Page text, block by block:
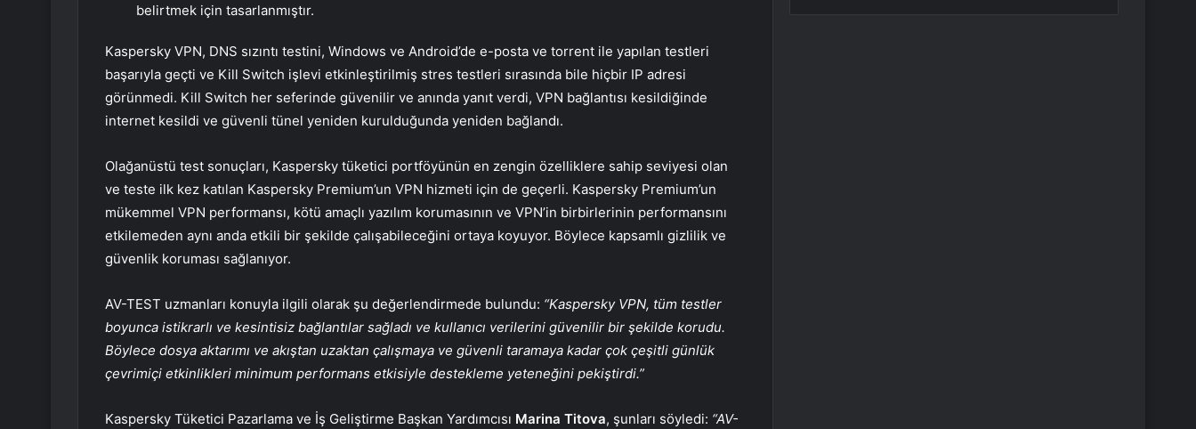
belirtmek için tasarlanmıştır.
Kaspersky VPN, DNS sızıntı testini, Windows ve Android’de e-posta ve torrent ile yapılan testleri
başarıyla geçti ve Kill Switch işlevi etkinleştirilmiş stres testleri sırasında bile hiçbir IP adresi
görünmedi. Kill Switch her seferinde güvenilir ve anında yanıt verdi, VPN bağlantısı kesildiğinde
internet kesildi ve güvenli tünel yeniden kurulduğunda yeniden bağlandı.
Olağanüstü test sonuçları, Kaspersky tüketici portföyünün en zengin özelliklere sahip seviyesi olan
ve teste ilk kez katılan Kaspersky Premium’un VPN hizmeti için de geçerli. Kaspersky Premium’un
mükemmel VPN performansı, kötü amaçlı yazılım korumasının ve VPN’in birbirlerinin performansını
etkilemeden aynı anda etkili bir şekilde çalışabileceğini ortaya koyuyor. Böylece kapsamlı gizlilik ve
güvenlik koruması sağlanıyor.
AV-TEST uzmanları konuyla ilgili olarak şu değerlendirmede bulundu: “Kaspersky VPN, tüm testler
boyunca istikrarlı ve kesintisiz bağlantılar sağladı ve kullanıcı verilerini güvenilir bir şekilde korudu.
Böylece dosya aktarımı ve akıştan uzaktan çalışmaya ve güvenli taramaya kadar çok çeşitli günlük
çevrimiçi etkinlikleri minimum performans etkisiyle destekleme yeteneğini pekiştirdi.”
Kaspersky Tüketici Pazarlama ve İş Geliştirme Başkan Yardımcısı Marina Titova, şunları söyledi: “AV-